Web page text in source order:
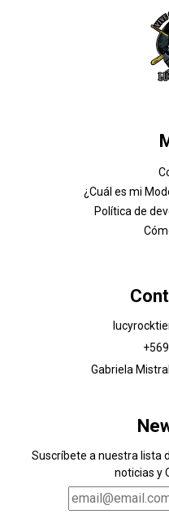
¿Cuál es mi
Política de
Gabriela
Suscríbete a nuestra lista
noticias y